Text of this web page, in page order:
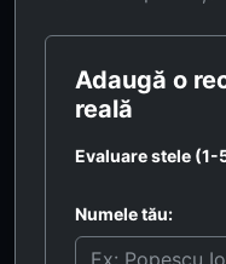
Adaugă o
reală
Evaluare stele (1-
Numele tău: